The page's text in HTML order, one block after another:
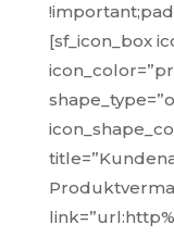
[sf_icon_box